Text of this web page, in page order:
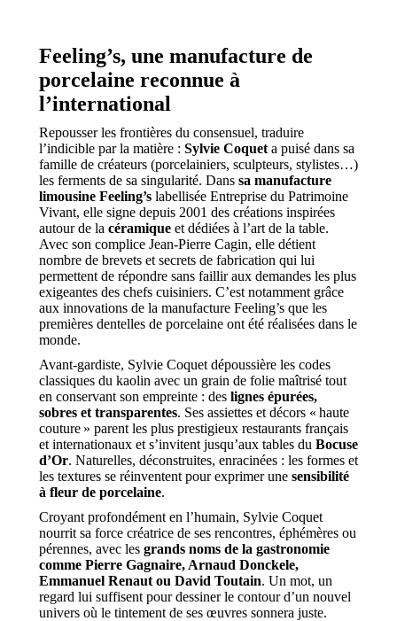
Feeling’s, une manufacture de
porcelaine reconnue à
l’international
Repousser les frontières du consensuel, traduire
l’indicible par la matière : Sylvie Coquet a puisé dans sa
famille de créateurs (porcelainiers, sculpteurs, stylistes…)
les ferments de sa singularité. Dans sa manufacture
limousine Feeling’s labellisée Entreprise du Patrimoine
Vivant, elle signe depuis 2001 des créations inspirées
autour de la céramique et dédiées à l’art de la table.
Avec son complice Jean-Pierre Cagin, elle détient
nombre de brevets et secrets de fabrication qui lui
permettent de répondre sans faillir aux demandes les plus
exigeantes des chefs cuisiniers. C’est notamment grâce
aux innovations de la manufacture Feeling’s que les
premières dentelles de porcelaine ont été réalisées dans le
monde.
Avant-gardiste, Sylvie Coquet dépoussière les codes
classiques du kaolin avec un grain de folie maîtrisé tout
en conservant son empreinte : des lignes épurées,
sobres et transparentes. Ses assiettes et décors « haute
couture » parent les plus prestigieux restaurants français
et internationaux et s’invitent jusqu’aux tables du Bocuse
d’Or. Naturelles, déconstruites, enracinées : les formes et
les textures se réinventent pour exprimer une sensibilité
à fleur de porcelaine.
Croyant profondément en l’humain, Sylvie Coquet
nourrit sa force créatrice de ses rencontres, éphémères ou
pérennes, avec les grands noms de la gastronomie
comme Pierre Gagnaire, Arnaud Donckele,
Emmanuel Renaut ou David Toutain. Un mot, un
regard lui suffisent pour dessiner le contour d’un nouvel
univers où le tintement de ses œuvres sonnera juste.